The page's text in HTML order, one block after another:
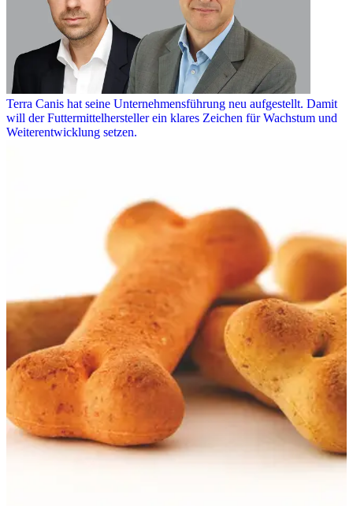
Terra Canis hat seine Unternehmensführung neu aufgestellt. Damit
will der Futtermittelhersteller ein klares Zeichen für Wachstum und
Weiterentwicklung setzen.